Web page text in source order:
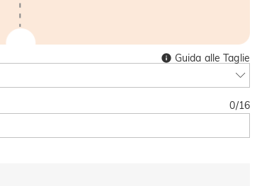
Guida alle Taglie
0/16